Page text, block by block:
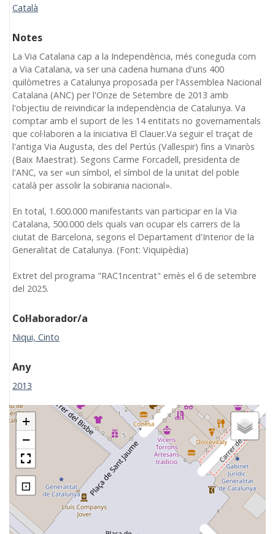
Català
Notes
La Via Catalana cap a la Independència, més coneguda com
a Via Catalana, va ser una cadena humana d'uns 400
quilòmetres a Catalunya proposada per l'Assemblea Nacional
Catalana (ANC) per l'Onze de Setembre de 2013 amb
l'objectiu de reivindicar la independència de Catalunya. Va
comptar amb el suport de les 14 entitats no governamentals
que col·laboren a la iniciativa El Clauer.Va seguir el traçat de
l'antiga Via Augusta, des del Pertús (Vallespir) fins a Vinaròs
(Baix Maestrat). Segons Carme Forcadell, presidenta de
l'ANC, va ser «un símbol, el símbol de la unitat del poble
català per assolir la sobirania nacional».
En total, 1.600.000 manifestants van participar en la Via
Catalana, 500.000 dels quals van ocupar els carrers de la
ciutat de Barcelona, segons el Departament d'Interior de la
Generalitat de Catalunya. (Font: Viquipèdia)
Extret del programa "RAC1ncentrat" emès el 6 de setembre
del 2025.
Col·laborador/a
Niqui, Cinto
Any
2013
+
−
⊡